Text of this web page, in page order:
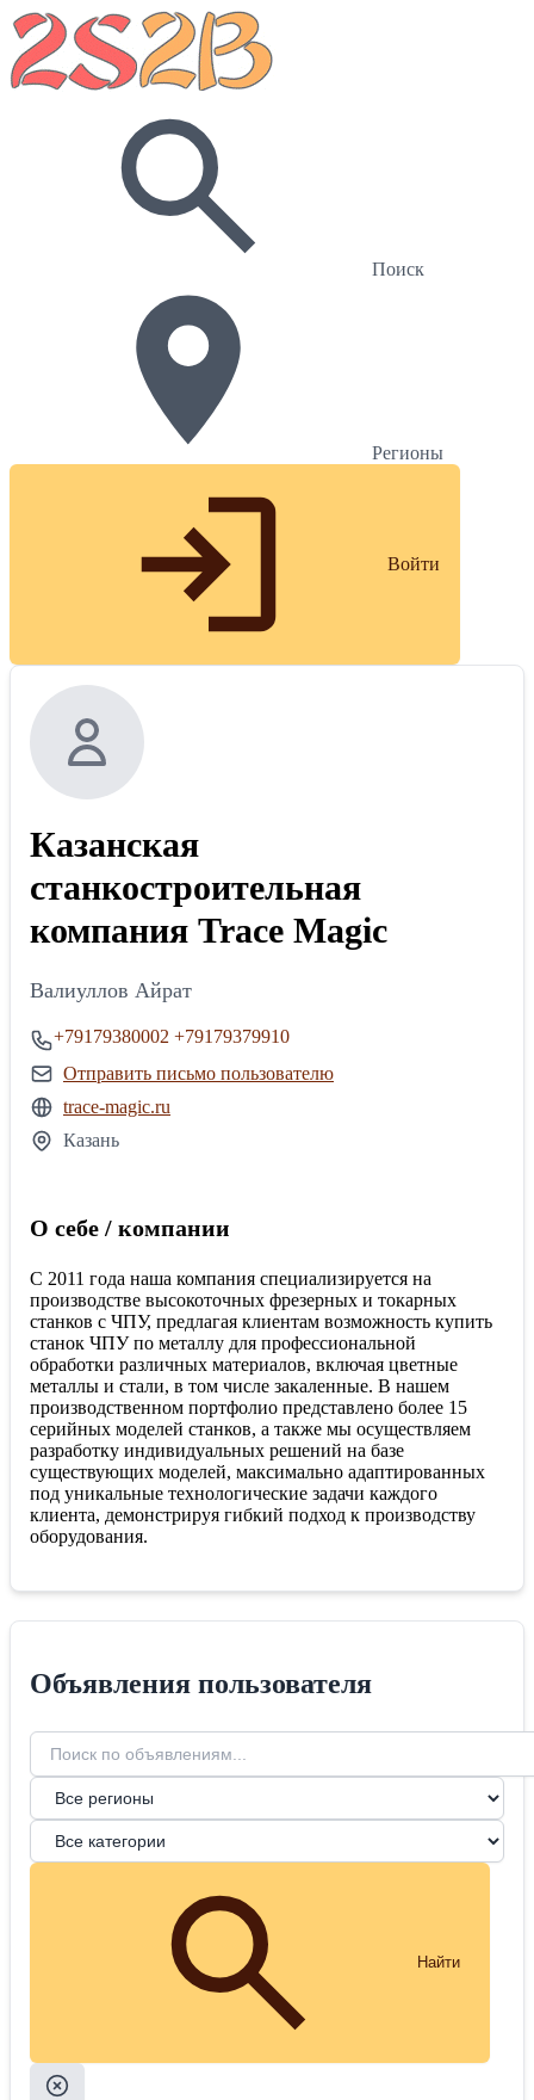
Поиск
Регионы
Войти
Казанская
станкостроительная
компания Trace Magic
Валиуллов Айрат
+79179380002 +79179379910
Отправить письмо пользователю
trace-magic.ru
Казань
О себе / компании
С 2011 года наша компания специализируется на
производстве высокоточных фрезерных и токарных
станков с ЧПУ, предлагая клиентам возможность купить
станок ЧПУ по металлу для профессиональной
обработки различных материалов, включая цветные
металлы и стали, в том числе закаленные. В нашем
производственном портфолио представлено более 15
серийных моделей станков, а также мы осуществляем
разработку индивидуальных решений на базе
существующих моделей, максимально адаптированных
под уникальные технологические задачи каждого
клиента, демонстрируя гибкий подход к производству
оборудования.
Объявления пользователя
Найти